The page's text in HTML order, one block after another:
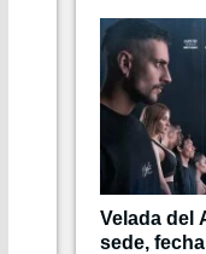
Velada del
sede,